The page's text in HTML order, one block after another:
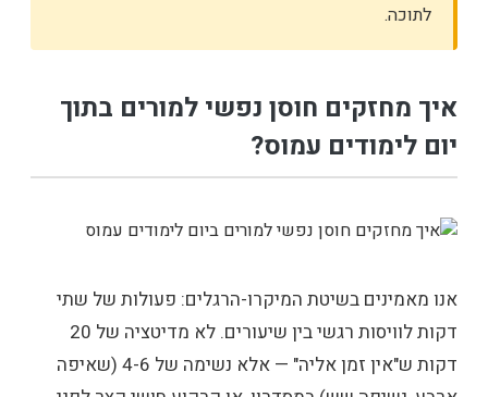
לתוכה.
איך מחזקים חוסן נפשי למורים בתוך
יום לימודים עמוס?
אנו מאמינים בשיטת המיקרו-הרגלים: פעולות של שתי
דקות לוויסות רגשי בין שיעורים. לא מדיטציה של 20
דקות ש"אין זמן אליה" — אלא נשימה של 4-6 (שאיפה